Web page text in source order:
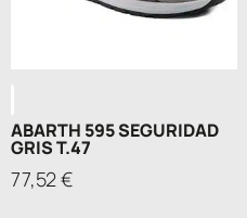
ABARTH 595 SEGURIDAD
GRIS T.47
77,52€